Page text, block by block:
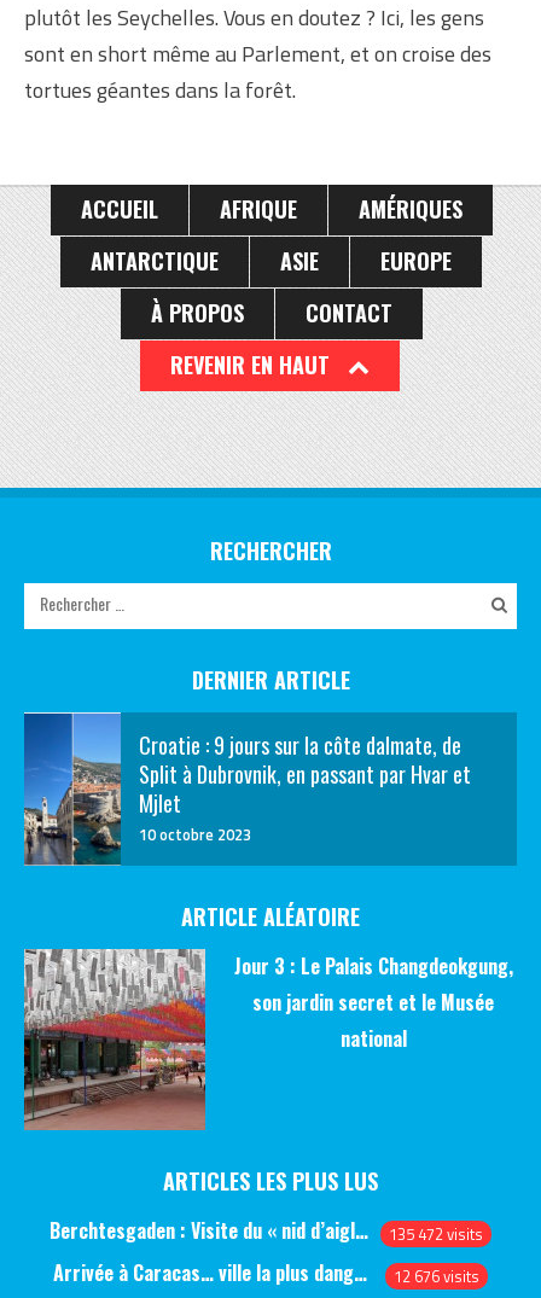
plutôt les Seychelles. Vous en doutez ? Ici, les gens
sont en short même au Parlement, et on croise des
tortues géantes dans la forêt.
ACCUEIL AFRIQUE
AMÉRIQUES
ANTARCTIQUE
ASIE
EUROPE
À PROPOS
CONTACT
REVENIR EN HAUT
RECHERCHER
DERNIER ARTICLE
Croatie : 9 jours sur la côte dalmate, de
Split à Dubrovnik, en passant par Hvar et
Mjlet
10 octobre 2023
ARTICLE ALÉATOIRE
Jour 3 : Le Palais Changdeokgung,
son jardin secret et le Musée
national
ARTICLES LES PLUS LUS
Berchtesgaden : Visite du « nid d’aigle » et des bunkers d’Hitler 135 472 visits
Arrivée à Caracas… ville la plus dangereuse du monde (jour 1) 12 676 visits